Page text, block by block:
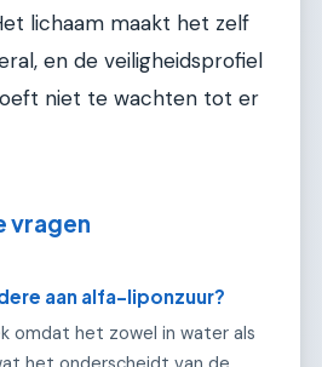
lichaam maakt het zelf
en de veiligheidsprofiel
niet te wachten tot er
vragen
aan alfa-liponzuur?
omdat het zowel in water als